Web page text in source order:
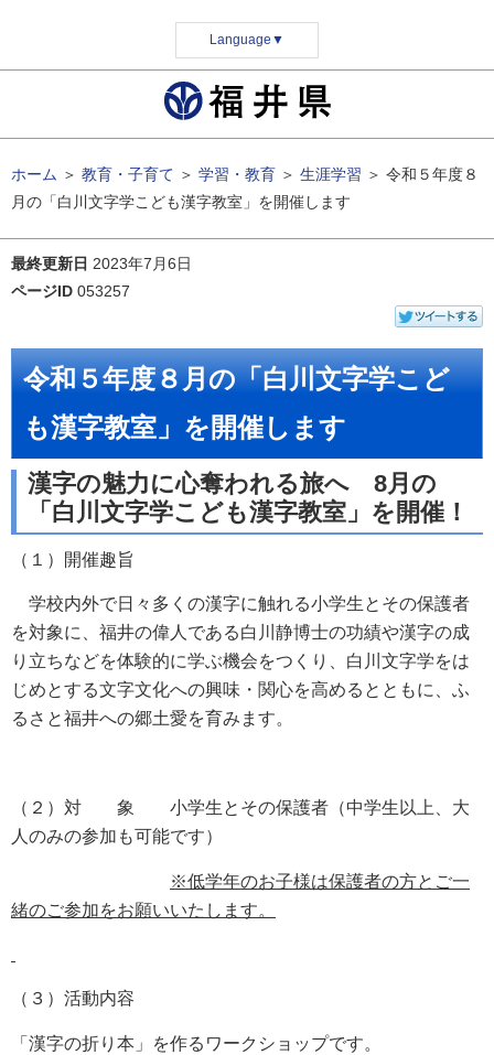
Language ▼
ホーム ＞ 教育・子育て ＞ 学習・教育 ＞ 生涯学習 ＞ 令和５年度８
月の「白川文字学こども漢字教室」を開催します
最終更新日 2023年7月6日
ページID 053257
令和５年度８月の「白川文字学こど
も漢字教室」を開催します
漢字の魅力に心奪われる旅へ 8月の
「白川文字学こども漢字教室」を開催！
（１）開催趣旨
学校内外で日々多くの漢字に触れる小学生とその保護者
を対象に、福井の偉人である白川 静博士の功績や漢字の成
り立ちなどを体験的に学ぶ機会をつくり、白川文字学をは
じめとする文字文化への興味・関心を高めるとともに、ふ
るさと福井への郷土愛を育みます。
（２）対 象 小学生とその保護者（中学生以上、大
人のみの参加も可能です）
※低学年のお子様は保護者の方とご一
緒のご参加をお願いいたします。
（３）活動内容
「漢字の折り本」を作るワークショップです。